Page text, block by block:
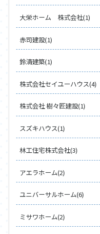
大栄ホーム 株式会社(1)
赤司建設(1)
鈴清建築(1)
株式会社セイユーハウス(4)
株式会社 樹々匠建設(1)
スズキハウス(1)
林工住宅株式会社(3)
アエラホーム(2)
ユニバーサルホーム(6)
ミサワホーム(2)